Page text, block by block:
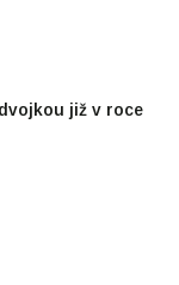
již v roce